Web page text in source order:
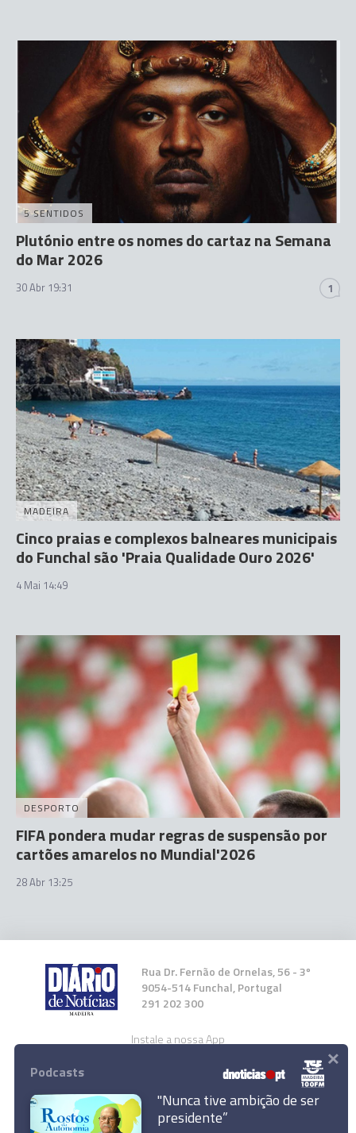
5 SENTIDOS
Plutónio entre os nomes do cartaz na Semana
do Mar 2026
30 Abr 19:31 1
MADEIRA
Cinco praias e complexos balneares municipais
do Funchal são 'Praia Qualidade Ouro 2026'
4 Mai 14:49
DESPORTO
FIFA pondera mudar regras de suspensão por
cartões amarelos no Mundial'2026
28 Abr 13:25
Rua Dr. Fernão de Ornelas, 56 - 3º
9054-514 Funchal, Portugal
291 202 300
Instale a nossa App
Podcasts
"Nunca tive ambição de ser
presidente”
×